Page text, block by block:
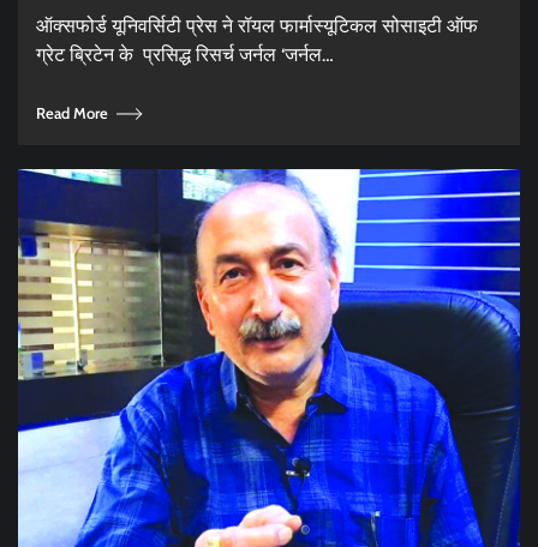
ऑक्सफोर्ड यूनिवर्सिटी प्रेस ने रॉयल फार्मास्यूटिकल सोसाइटी ऑफ
ग्रेट ब्रिटेन के प्रसिद्ध रिसर्च जर्नल ‘जर्नल…
Read More